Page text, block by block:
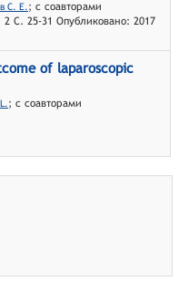
С. Е.; с соавторами
С. 25-31 Опубликовано: 2017
of laparoscopic
; с соавторами